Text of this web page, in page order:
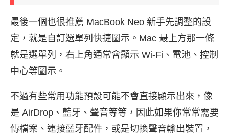
最後一個也很推薦 MacBook Neo 新手先調整的設
定，就是自訂選單列快捷圖示。Mac 最上方那一條
就是選單列，右上角通常會顯示 Wi-Fi、電池、控制
中心等圖示。
不過有些常用功能預設可能不會直接顯示出來，像
是 AirDrop、藍牙、聲音等等，因此如果你常常需要
傳檔案、連接藍牙配件，或是切換聲音輸出裝置，